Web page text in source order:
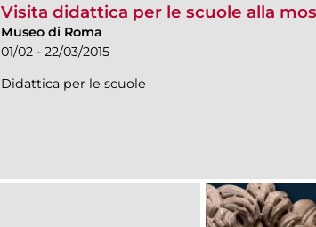
Visita didattica per le scuole alla
Museo di Roma
01/02 - 22/03/2015
Didattica per le scuole